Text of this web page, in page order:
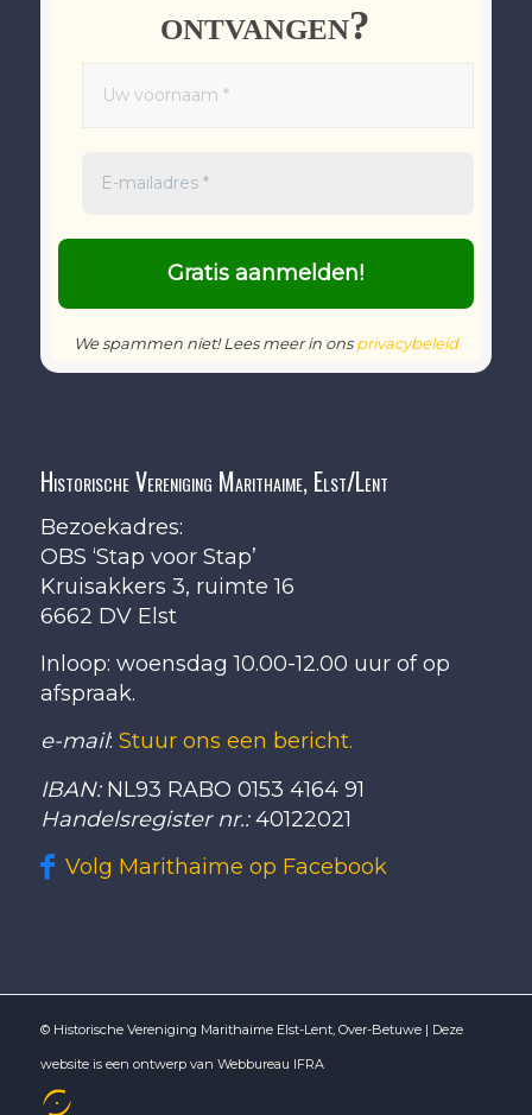
ontvangen?
We spammen niet! Lees meer in onsprivacybeleid
Historische Vereniging Marithaime, Elst/Lent
Bezoekadres:
OBS ‘Stap voor Stap’
Kruisakkers 3, ruimte 16
6662 DV Elst
Inloop: woensdag 10.00-12.00 uur of op
afspraak.
e-mail: Stuur ons een bericht.
IBAN: NL93 RABO 0153 4164 91
Handelsregister nr.:40122021
Volg Marithaime op Facebook
© Historische Vereniging Marithaime Elst-Lent, Over-Betuwe | Deze
website is een ontwerp van Webbureau IFRA